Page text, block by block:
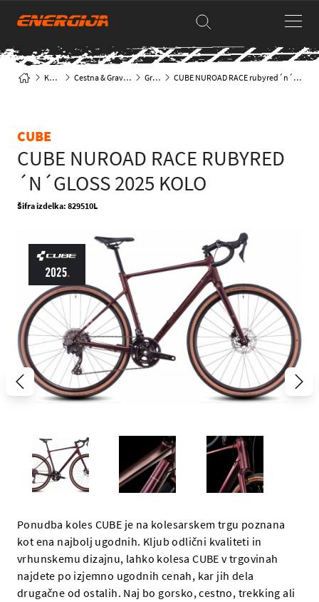
Kolesa Cestna & Gravel kolesa Gravel CUBE NUROAD RACE rubyred´n´gloss 2025 KOLO
CUBE
CUBE NUROAD RACE RUBYRED
´N´GLOSS 2025 KOLO
Šifra izdelka: 829510L
Ponudba koles CUBE je na kolesarskem trgu poznana
kot ena najbolj ugodnih. Kljub odlični kvaliteti in
vrhunskemu dizajnu, lahko kolesa CUBE v trgovinah
najdete po izjemno ugodnih cenah, kar jih dela
drugačne od ostalih. Naj bo gorsko, cestno, trekking ali